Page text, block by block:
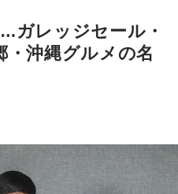
てくれていて、それも楽し
みんなでやれたら楽しいだ
いうこともできて楽しかっ
！
ーで聴く
ム会員の登録でご利用いた
に由来する外来語です。ボ
権力者を示す言葉として定
目されるのが福岡県議会の
ら『福岡三国志』という言
さん、武田良太さん、そし
り広げています」
ことですね」
ガレッジセール・
・沖縄グルメの名